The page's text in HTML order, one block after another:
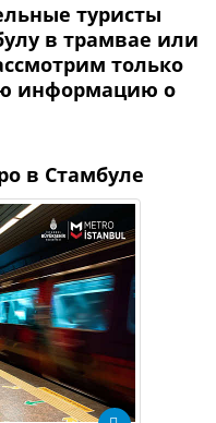
туристы
в трамвае или
только
информацию о
в Стамбуле